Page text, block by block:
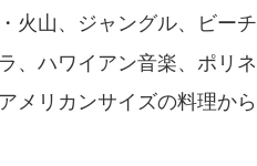
火山、ジャングル、ビー
、ハワイアン音楽、ポリネ
メリカンサイズの料理か